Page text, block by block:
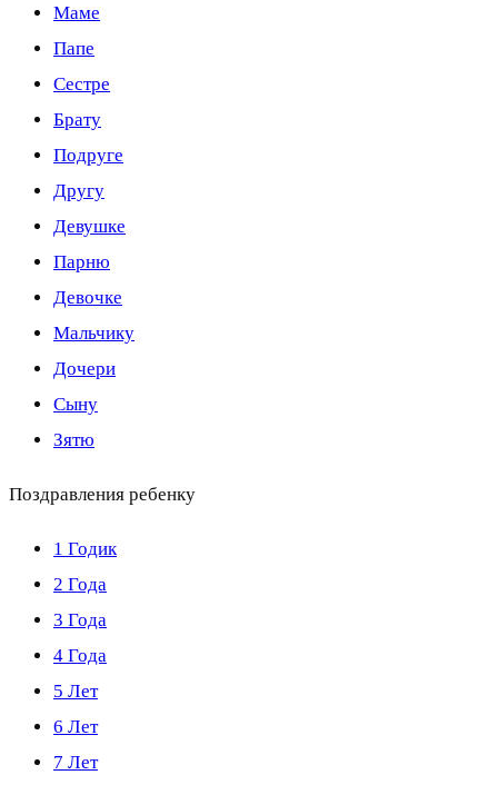
Маме
Папе
Сестре
Брату
Подруге
Другу
Девушке
Парню
Девочке
Мальчику
Дочери
Сыну
Зятю
Поздравления ребенку
1 Годик
2 Года
3 Года
4 Года
5 Лет
6 Лет
7 Лет